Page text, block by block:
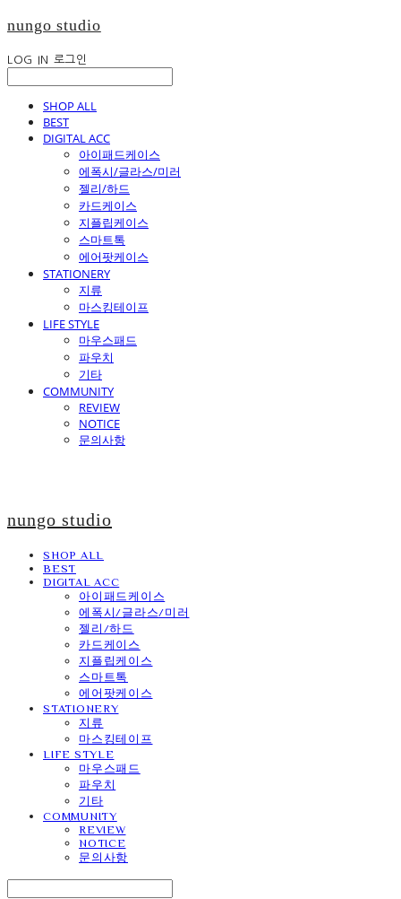
nungo studio
LOG IN 로그인
SHOP ALL
BEST
DIGITAL ACC
아이패드케이스
에폭시/글라스/미러
젤리/하드
카드케이스
지플립케이스
스마트톡
에어팟케이스
STATIONERY
지류
마스킹테이프
LIFE STYLE
마우스패드
파우치
기타
COMMUNITY
REVIEW
NOTICE
문의사항
nungo studio
SHOP ALL
BEST
DIGITAL ACC
아이패드케이스
에폭시/글라스/미러
젤리/하드
카드케이스
지플립케이스
스마트톡
에어팟케이스
STATIONERY
지류
마스킹테이프
LIFE STYLE
마우스패드
파우치
기타
COMMUNITY
REVIEW
NOTICE
문의사항